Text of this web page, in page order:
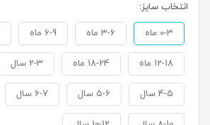
انتخاب سایز:
0-3 ماه 3-6 ماه 6-9 ماه
12-18 ماه 18-24 ماه 2-3 سال
4-5 سال 5-6 سال 6-7 سال